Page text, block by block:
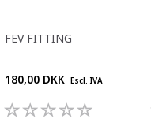
FEV FITTING
180,00 DKK Escl. IVA